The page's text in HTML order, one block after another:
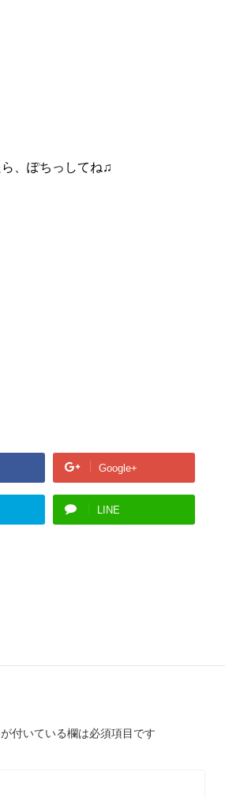
、ぽちっしてね♫
Google+
LINE
が付いている欄は必須項目です